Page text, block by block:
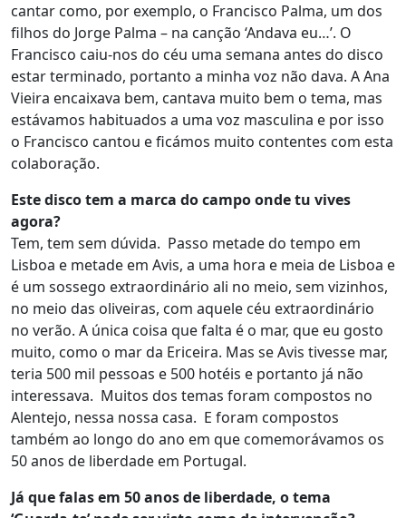
cantar como, por exemplo, o Francisco Palma, um dos
filhos do Jorge Palma – na canção ‘Andava eu…’. O
Francisco caiu-nos do céu uma semana antes do disco
estar terminado, portanto a minha voz não dava. A Ana
Vieira encaixava bem, cantava muito bem o tema, mas
estávamos habituados a uma voz masculina e por isso
o Francisco cantou e ficámos muito contentes com esta
colaboração.
Este disco tem a marca do campo onde tu vives
agora?
Tem, tem sem dúvida. Passo metade do tempo em
Lisboa e metade em Avis, a uma hora e meia de Lisboa e
é um sossego extraordinário ali no meio, sem vizinhos,
no meio das oliveiras, com aquele céu extraordinário
no verão. A única coisa que falta é o mar, que eu gosto
muito, como o mar da Ericeira. Mas se Avis tivesse mar,
teria 500 mil pessoas e 500 hotéis e portanto já não
interessava. Muitos dos temas foram compostos no
Alentejo, nessa nossa casa. E foram compostos
também ao longo do ano em que comemorávamos os
50 anos de liberdade em Portugal.
Já que falas em 50 anos de liberdade, o tema